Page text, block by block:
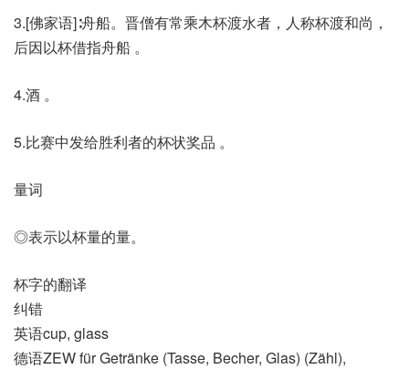
3.[佛家语]∶舟船。晋僧有常乘木杯渡水者，人称杯渡和尚，
后因以杯借指舟船 。
4.酒 。
5.比赛中发给胜利者的杯状奖品 。
量词
◎表示以杯量的量。
杯字的翻译
纠错
英语cup, glass
德语ZEW für Getränke (Tasse, Becher, Glas)​ (Zähl)​,